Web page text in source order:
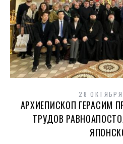
28
АРХИЕПИСКОП ГЕРАСИМ
ТРУДОВ